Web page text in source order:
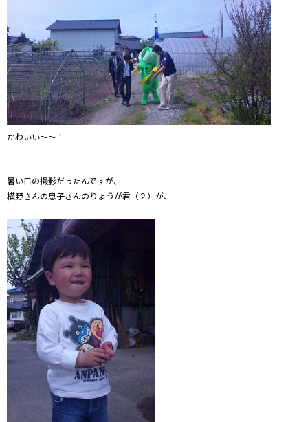
かわいい～～！
暑い日の撮影だったんですが、
横野さんの息子さんのりょうが君（２）が、